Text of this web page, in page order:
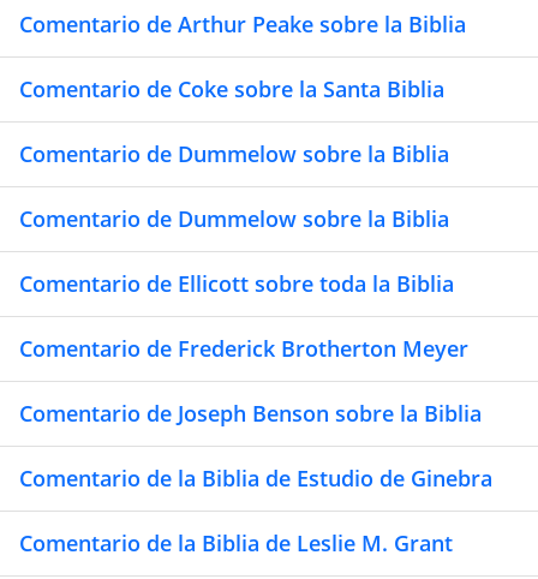
Comentario de Arthur Peake sobre la Biblia
Comentario de Coke sobre la Santa Biblia
Comentario de Dummelow sobre la Biblia
Comentario de Dummelow sobre la Biblia
Comentario de Ellicott sobre toda la Biblia
Comentario de Frederick Brotherton Meyer
Comentario de Joseph Benson sobre la Biblia
Comentario de la Biblia de Estudio de Ginebra
Comentario de la Biblia de Leslie M. Grant